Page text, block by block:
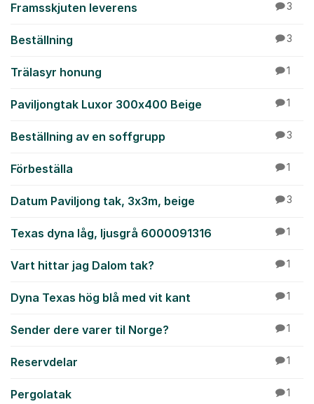
Framsskjuten leverens 3
Beställning 3
Trälasyr honung 1
Paviljongtak Luxor 300x400 Beige 1
Beställning av en soffgrupp 3
Förbeställa 1
Datum Paviljong tak, 3x3m, beige 3
Texas dyna låg, ljusgrå 6000091316 1
Vart hittar jag Dalom tak? 1
Dyna Texas hög blå med vit kant 1
Sender dere varer til Norge? 1
Reservdelar 1
Pergolatak 1